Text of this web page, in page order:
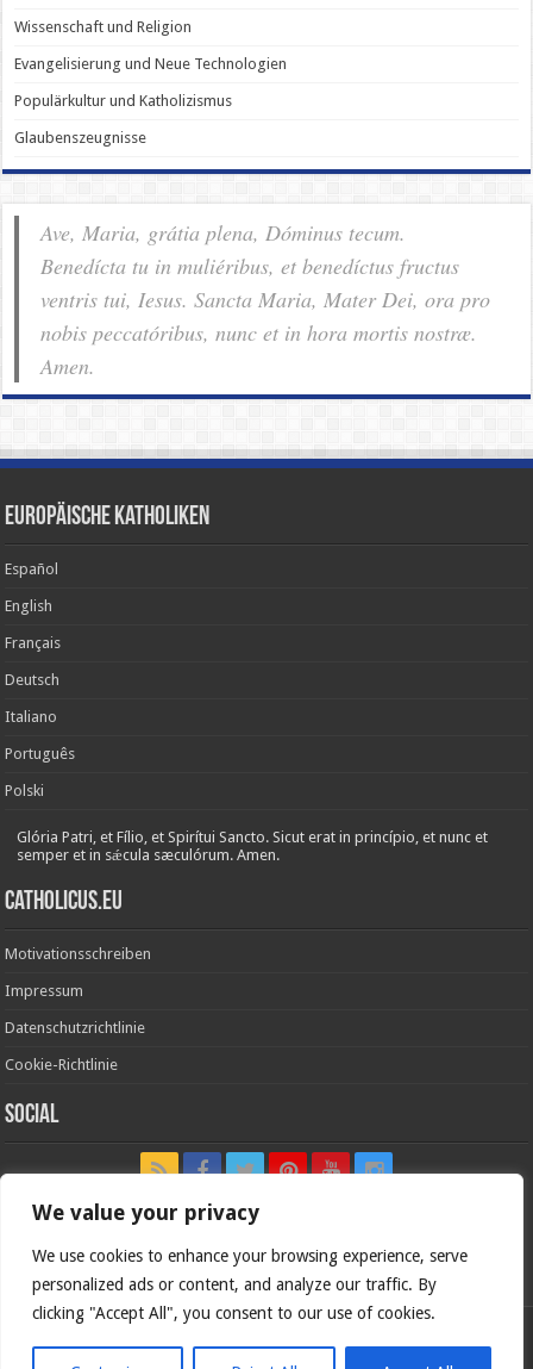
We value your privacy
We use cookies to enhance your browsing experience, serve
personalized ads or content, and analyze our traffic. By
clicking "Accept All", you consent to our use of cookies.
Wissenschaft und Religion
Evangelisierung und Neue Technologien
Populärkultur und Katholizismus
Glaubenszeugnisse
Ave, Maria, grátia plena, Dóminus tecum.
Benedícta tu in muliéribus, et benedíctus fructus
ventris tui, Iesus. Sancta Maria, Mater Dei, ora pro
nobis pec­ca­tóribus, nunc et in hora mortis nostræ.
Amen.
Europäische Katholiken
Español
English
Français
Deutsch
Italiano
Português
Polski
Glória Patri, et Fílio, et Spirítui Sancto. Sicut erat in princípio, et nunc et
semper et in sǽcula sæculórum. Amen.
Catholicus.eu
Motivationsschreiben
Impressum
Datenschutzrichtlinie
Cookie-Richtlinie
Social
In nómine Patris, et Fílii, et Spíritus Sancti. Amen.